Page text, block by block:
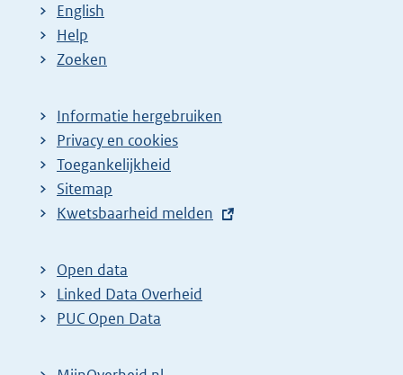
English
Help
Zoeken
Informatie hergebruiken
Privacy en cookies
Toegankelijkheid
Sitemap
E
t
e
r
Kwetsbaarheid melden
Open data
Linked Data Overheid
PUC Open Data